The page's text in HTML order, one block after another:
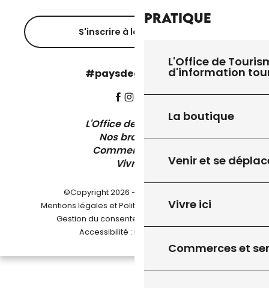
Pratique
L'Office de
d'information
La boutique
Venir et se
Vivre ici
Commerces et
S'inscrire à la newsletter
#paysdegourdon !
L'Office de Tourisme
Nos brochures
Comment venir ?
Vivre ici
©Copyright 2026 - Pays de Gourdon
Mentions légales et Politique de confidentialité
Gestion du consentement
Accessibilité : non conforme